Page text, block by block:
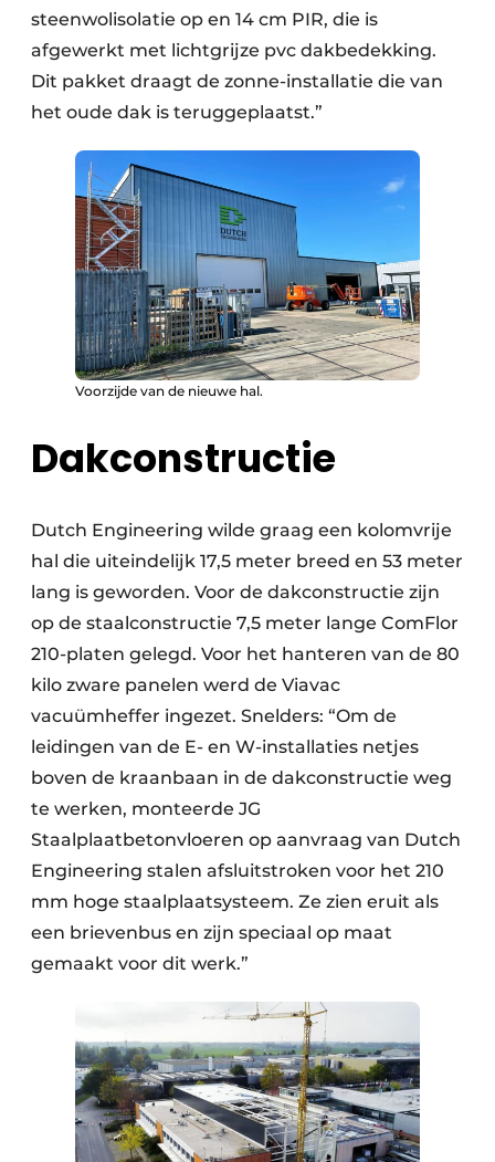
steenwolisolatie op en 14 cm PIR, die is
afgewerkt met lichtgrijze pvc dakbedekking.
Dit pakket draagt de zonne-installatie die van
het oude dak is teruggeplaatst.”
Voorzijde van de nieuwe hal.
Dakconstructie
Dutch Engineering wilde graag een kolomvrije
hal die uiteindelijk 17,5 meter breed en 53 meter
lang is geworden. Voor de dakconstructie zijn
op de staalconstructie 7,5 meter lange ComFlor
210-platen gelegd. Voor het hanteren van de 80
kilo zware panelen werd de Viavac
vacuümheffer ingezet. Snelders: “Om de
leidingen van de E- en W-installaties netjes
boven de kraanbaan in de dakconstructie weg
te werken, monteerde JG
Staalplaatbetonvloeren op aanvraag van Dutch
Engineering stalen afsluitstroken voor het 210
mm hoge staalplaatsysteem. Ze zien eruit als
een brievenbus en zijn speciaal op maat
gemaakt voor dit werk.”